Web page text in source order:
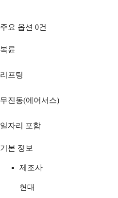
주요 옵션 0건
복륜
리프팅
무진동(에어서스)
일자리 포함
기본 정보
제조사
현대